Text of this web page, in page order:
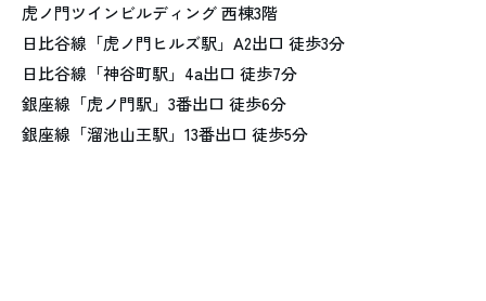
虎ノ門ツインビルディング 西棟3階
日比谷線「虎ノ門ヒルズ駅」A2出口 徒歩3分
日比谷線「神谷町駅」4a出口 徒歩7分
銀座線「虎ノ門駅」3番出口 徒歩6分
銀座線「溜池山王駅」13番出口 徒歩5分